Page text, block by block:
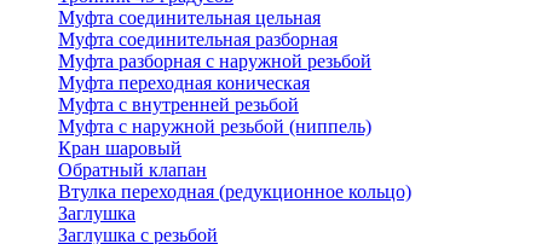
Муфта соединительная цельная
Муфта соединительная разборная
Муфта разборная с наружной резьбой
Муфта переходная коническая
Муфта с внутренней резьбой
Муфта с наружной резьбой (ниппель)
Кран шаровый
Обратный клапан
Втулка переходная (редукционное кольцо)
Заглушка
Заглушка с резьбой